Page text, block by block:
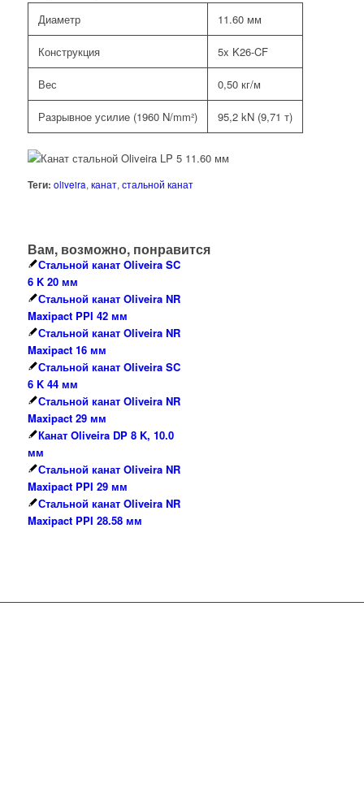
Диаметр 11.60 мм
Конструкция 5x K26-CF
Вес 0,50 кг/м
Разрывное усилие (1960 N/mm²) 95,2 kN (9,71 т)
Теги: oliveira, канат, стальной канат
Вам, возможно, понравится
Стальной канат Oliveira SC
6 K 20 мм
Стальной канат Oliveira NR
Maxipact PPI 42 мм
Стальной канат Oliveira NR
Maxipact 16 мм
Стальной канат Oliveira SC
6 K 44 мм
Стальной канат Oliveira NR
Maxipact 29 мм
Канат Oliveira DP 8 K, 10.0
мм
Стальной канат Oliveira NR
Maxipact PPI 29 мм
Стальной канат Oliveira NR
Maxipact PPI 28.58 мм